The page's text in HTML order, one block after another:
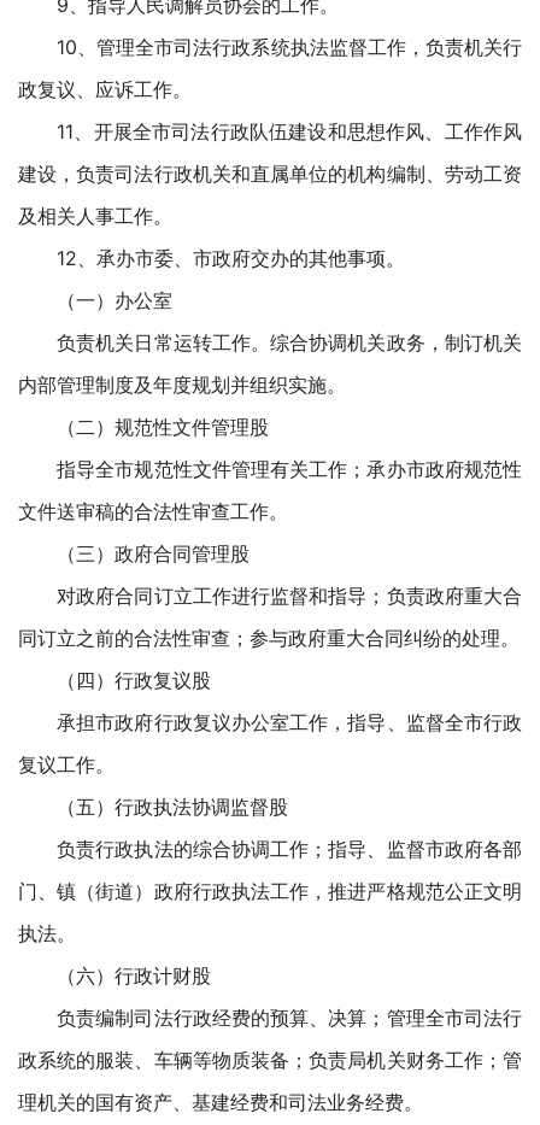
9、指导人民调解员协会的工作。
10、管理全市司法行政系统执法监督工作，负责机关行
政复议、应诉工作。
11、开展全市司法行政队伍建设和思想作风、工作作风
建设，负责司法行政机关和直属单位的机构编制、劳动工资
及相关人事工作。
12、承办市委、市政府交办的其他事项。
（一）办公室
负责机关日常运转工作。综合协调机关政务，制订机关
内部管理制度及年度规划并组织实施。
（二）规范性文件管理股
指导全市规范性文件管理有关工作；承办市政府规范性
文件送审稿的合法性审查工作。
（三）政府合同管理股
对政府合同订立工作进行监督和指导；负责政府重大合
同订立之前的合法性审查；参与政府重大合同纠纷的处理。
（四）行政复议股
承担市政府行政复议办公室工作，指导、监督全市行政
复议工作。
（五）行政执法协调监督股
负责行政执法的综合协调工作；指导、监督市政府各部
门、镇（街道）政府行政执法工作，推进严格规范公正文明
执法。
（六）行政计财股
负责编制司法行政经费的预算、决算；管理全市司法行
政系统的服装、车辆等物质装备；负责局机关财务工作；管
理机关的国有资产、基建经费和司法业务经费。